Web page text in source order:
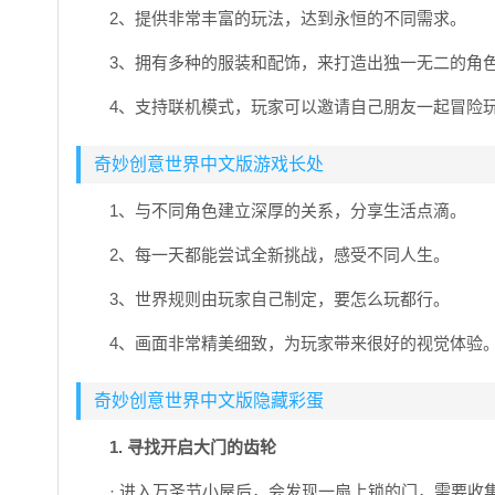
2、提供非常丰富的玩法，达到永恒的不同需求。
3、拥有多种的服装和配饰，来打造出独一无二的角色
4、支持联机模式，玩家可以邀请自己朋友一起冒险玩
奇妙创意世界中文版游戏长处
1、与不同角色建立深厚的关系，分享生活点滴。
2、每一天都能尝试全新挑战，感受不同人生。
3、世界规则由玩家自己制定，要怎么玩都行。
4、画面非常精美细致，为玩家带来很好的视觉体验。
奇妙创意世界中文版隐藏彩蛋
1. 寻找开启大门的齿轮
· 进入万圣节小屋后，会发现一扇上锁的门，需要收